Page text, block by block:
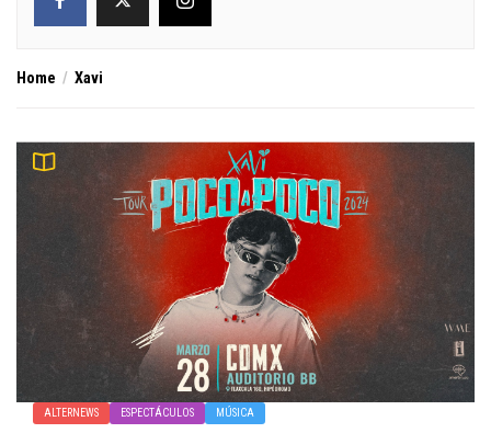
Home Xavi
ALTERNEWS ESPECTÁCULOS MÚSICA